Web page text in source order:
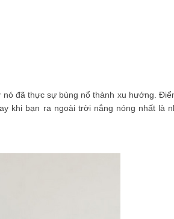
đã thực sự bùng nổ thành xu hướng.
khi bạn ra ngoài trời nắng nóng nhất là